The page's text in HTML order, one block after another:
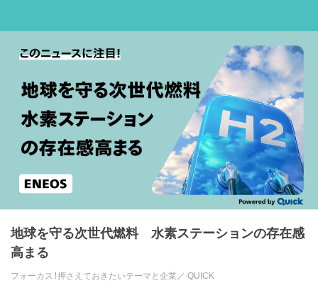
地球を守る次世代燃料 水素ステーションの存在感
高まる
フォーカス！押さえておきたいテーマと企業／ QUICK